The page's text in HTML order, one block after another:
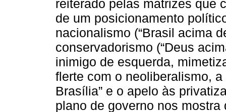
reiterado pelas matrizes que
de um posicionamento
nacionalismo (“Brasil acima
conservadorismo (“Deus
inimigo de esquerda,
flerte com o neoliberalismo,
Brasília” e o apelo às
plano de governo nos